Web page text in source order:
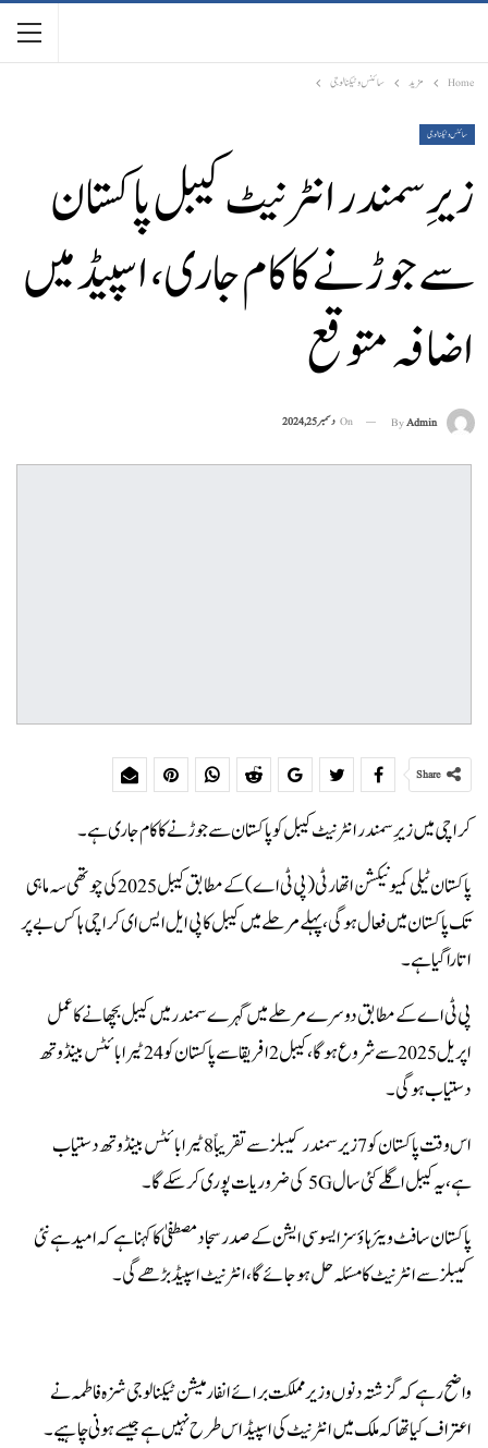
Home مزید سائنس وٹیکنالوجی
سائنس وٹیکنالوجی
زیرِ سمندر انٹرنیٹ کیبل پاکستان
سے جوڑنے کا کام جاری، اسپیڈ میں
اضافہ متوقع
ByAdmin
On دسمبر 25, 2024
Share
کراچی میں زیرِ سمندر انٹرنیٹ کیبل کو پاکستان سے جوڑنے کا کام جاری ہے۔
پاکستان ٹیلی کمیونیکشن اتھارٹی(پی ٹی اے) کے مطابق کیبل 2025 کی چوتھی سہ ماہی
تک پاکستان میں فعال ہوگی، پہلے مرحلے میں کیبل کا پی ایل ایس ای کراچی ہاکس بے پر
اتاراگیا ہے۔
پی ٹی اے کے مطابق دوسرے مرحلے میں گہرے سمندر میں کیبل بچھانے کاعمل
اپریل 2025 سے شروع ہوگا، کیبل 2 افریقا سے پاکستان کو 24 ٹیرا بائٹس بینڈوتھ
دستیاب ہوگی۔
اس وقت پاکستان کو 7 زیر سمندر کیبلز سے تقریباً 8 ٹیرا بائٹس بینڈ وتھ دستیاب
ہے،یہ کیبل اگلے کئی سال 5G کی ضروریات پوری کرسکے گا۔
پاکستان سافٹ ویئر ہاؤسز ایسوسی ایشن کے صدر سجاد مصطفیٰ کا کہنا ہے کہ امید ہے نئی
کیبلز سے انٹرنیٹ کا مسئلہ حل ہوجائے گا ، انٹرنیٹ اسپیڈ بڑھے گی۔
واضح رہے کہ گزشتہ دنوں وزیر مملکت برائے انفارمیشن ٹیکنالوجی شزہ فاطمہ نے
اعتراف کیا تھا کہ ملک میں انٹرنیٹ کی اسپیڈ اس طرح نہیں ہے جیسے ہونی چاہیے۔